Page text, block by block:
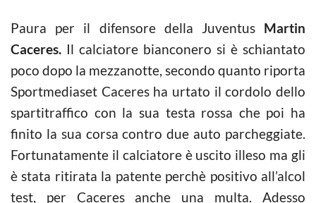
Paura per il difensore della JuventusMartin
Caceres. Il calciatore bianconero si è schiantato
poco dopo la mezzanotte, secondo quanto riporta
Sportmediaset Caceres ha urtato il cordolo dello
spartitraffico con la sua testa rossa che poi ha
finito la sua corsa contro due auto parcheggiate.
Fortunatamente il calciatore è uscito illeso ma gli
è stata ritirata la patente perchè positivo all’alcol
test, per Caceres anche una multa. Adesso